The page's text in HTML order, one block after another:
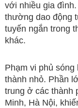
với nhiều gia
thường dao động
tuyến ngắn trong
khác.
Phạm vi phủ
thành nhỏ. Phần
trung ở các thành
Minh, Hà Nội,